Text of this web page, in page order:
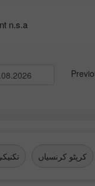
n.s.a.
کرپٹو کرنسیاں